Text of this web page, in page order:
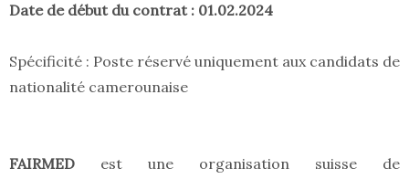
Date de début du contrat : 01.02.2024
Spécificité : Poste réservé uniquement aux candidats de
nationalité camerounaise
FAIRMED est une organisation suisse de